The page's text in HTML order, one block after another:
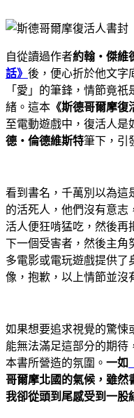
自從讀過作者約翰‧傑維
話》 後，便心折於他文字
「愛」的筆鋒，情節竟
緒。這本 《斯德哥爾摩復
至電動遊戲中，復活人是
德‧倫德維斯特筆下，引
看到書名，千萬別以為這
的活死人，他們沒有意志
活人便狂啃猛吃，然後再
下一個受害者，然後主角
多電影或電玩遊戲提供了
像，抱歉，以上情節並沒
如果想要追求視覺的驚悚
能無法滿足這部分的期待
本書所營造的氛圍。 一如
哥爾摩北國的氣候，雖然
我卻從頭到尾感受到一股